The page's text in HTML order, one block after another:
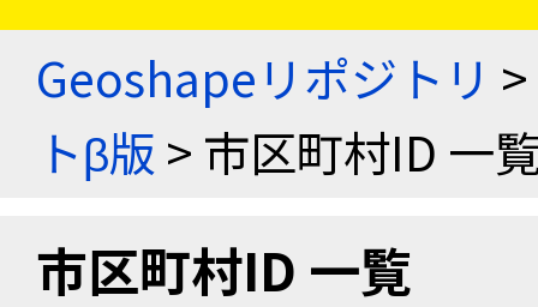
Geoshapeリポジトリ >
トβ版 > 市区町村ID 一
市区町村ID 一覧